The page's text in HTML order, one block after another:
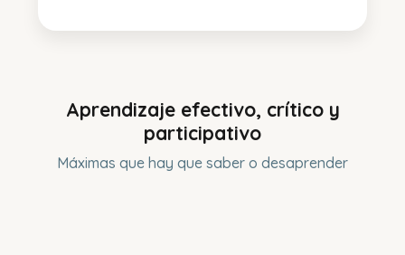
Aprendizaje efectivo, crítico y
participativo
Máximas que hay que saber o desaprender